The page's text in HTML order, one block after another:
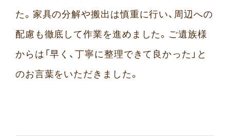
た。家具の分解や搬出は慎重に行い、周辺への
配慮も徹底して作業を進めました。ご遺族様
からは「早く、丁寧に整理できて良かった」と
のお言葉をいただきました。